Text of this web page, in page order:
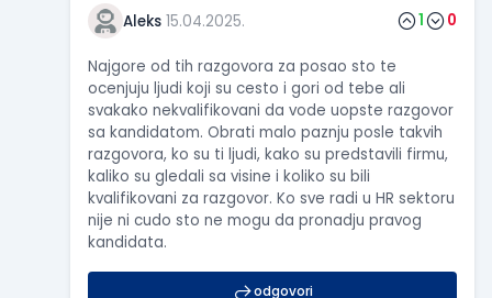
Aleks 15.04.2025. 1 0
Najgore od tih razgovora za posao sto te
ocenjuju ljudi koji su cesto i gori od tebe ali
svakako nekvalifikovani da vode uopste razgovor
sa kandidatom. Obrati malo paznju posle takvih
razgovora, ko su ti ljudi, kako su predstavili firmu,
kaliko su gledali sa visine i koliko su bili
kvalifikovani za razgovor. Ko sve radi u HR sektoru
nije ni cudo sto ne mogu da pronadju pravog
kandidata.
odgovori